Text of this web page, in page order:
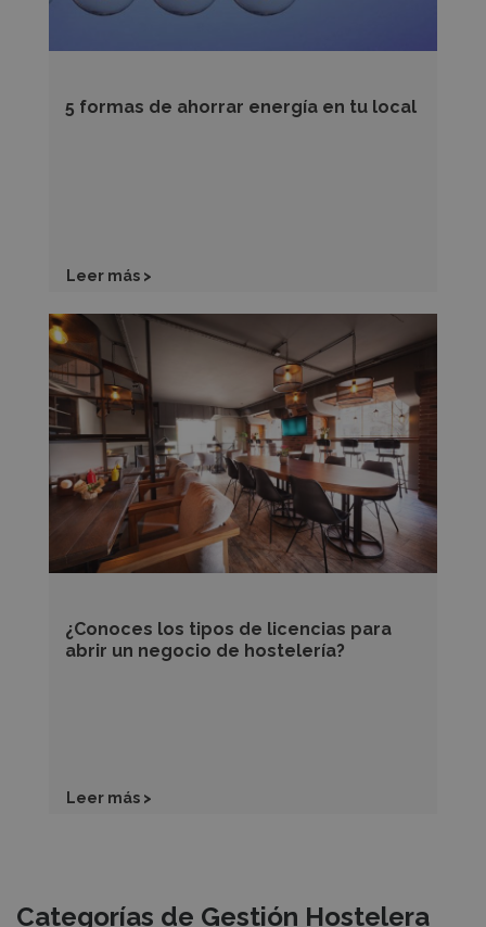
5 formas de ahorrar energía en tu local
local
Leer más >
¿Conoces los tipos de licencias para
abrir un negocio de hostelería?
¿Conoces
los
tipos
de
licencias
para
abrir
negocio
hostelería?
Leer más >
Recursos
Categorías de Gestión Hostelera